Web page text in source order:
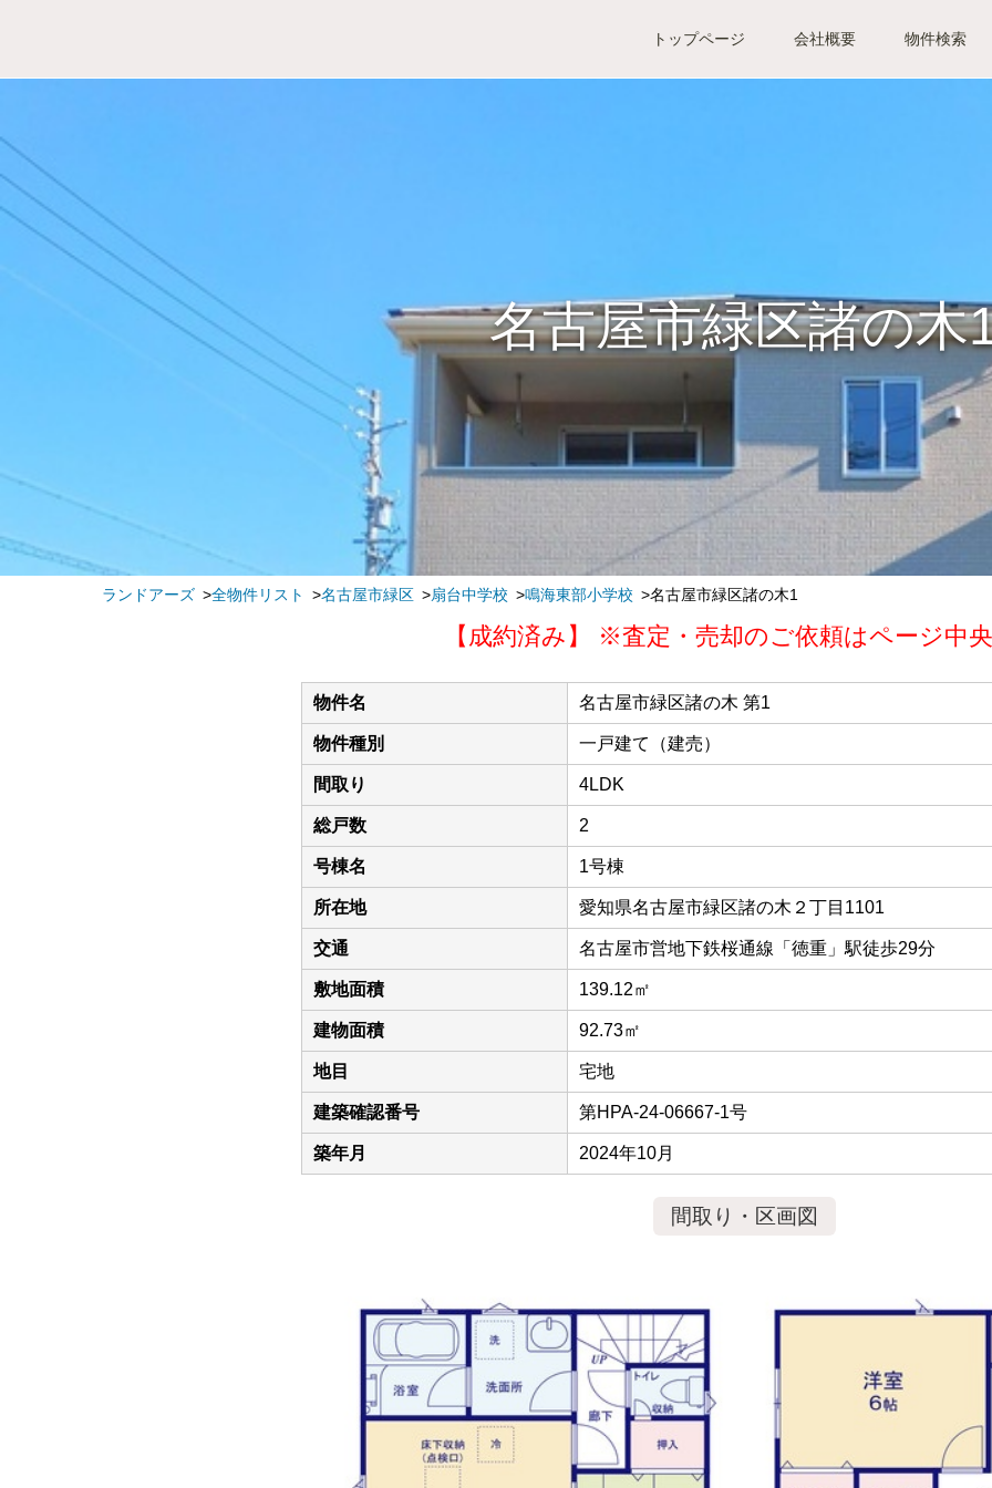
トップページ 会社概要 物件検索
名古屋市緑区諸の木
ランドアーズ 全物件リスト 名古屋市緑区 扇台中学校 鳴海東部小学校 名古屋市緑区諸の木1
【成約済み】 ※査定・売却のご依頼はページ中
物件名 名古屋市緑区諸の木 第1
物件種別 一戸建て（建売）
間取り 4LDK
総戸数 2
号棟名 1号棟
所在地 愛知県名古屋市緑区諸の木２丁目1101
交通 名古屋市営地下鉄桜通線「徳重」駅徒歩29分
敷地面積 139.12㎡
建物面積 92.73㎡
地目 宅地
建築確認番号 第HPA-24-06667-1号
築年月 2024年10月
間取り・区画図